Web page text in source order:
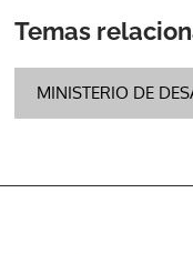
Temas
MINISTERIO DE